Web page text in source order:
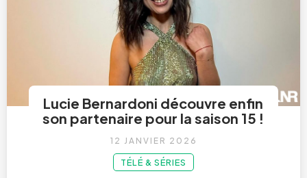
Lucie Bernardoni découvre enfin
son partenaire pour la saison 15 !
12 JANVIER 2026
TÉLÉ & SÉRIES